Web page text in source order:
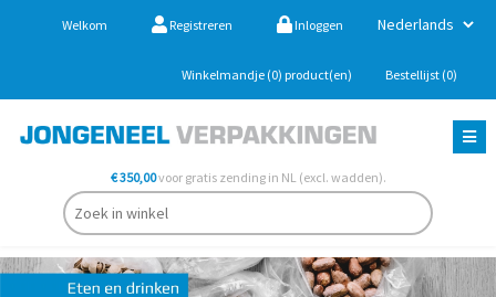
Welkom Registreren Inloggen
Winkelmandje (0) product(en) Bestellijst (0)
€ 350,00voor gratis zending in NL (excl. wadden).